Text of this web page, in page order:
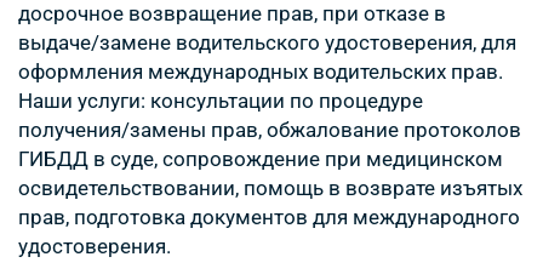
досрочное возвращение прав, при отказе в
выдаче/замене водительского удостоверения, для
оформления международных водительских прав.
Наши услуги: консультации по процедуре
получения/замены прав, обжалование протоколов
ГИБДД в суде, сопровождение при медицинском
освидетельствовании, помощь в возврате изъятых
прав, подготовка документов для международного
удостоверения.